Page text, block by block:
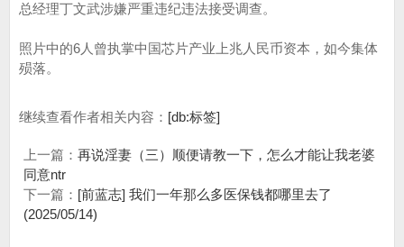
总经理丁文武涉嫌严重违纪违法接受调查。
照片中的6人曾执掌中国芯片产业上兆人民币资本，如今集体
殒落。
继续查看作者相关内容： [db:标签]
上一篇： 再说淫妻（三）顺便请教一下，怎么才能让我老婆
同意ntr
下一篇： [前蓝志] 我们一年那么多医保钱都哪里去了
(2025/05/14)